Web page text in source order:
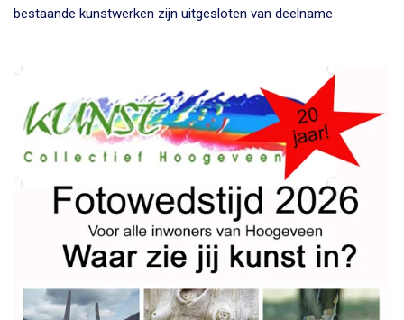
bestaande kunstwerken zijn uitgesloten van deelname